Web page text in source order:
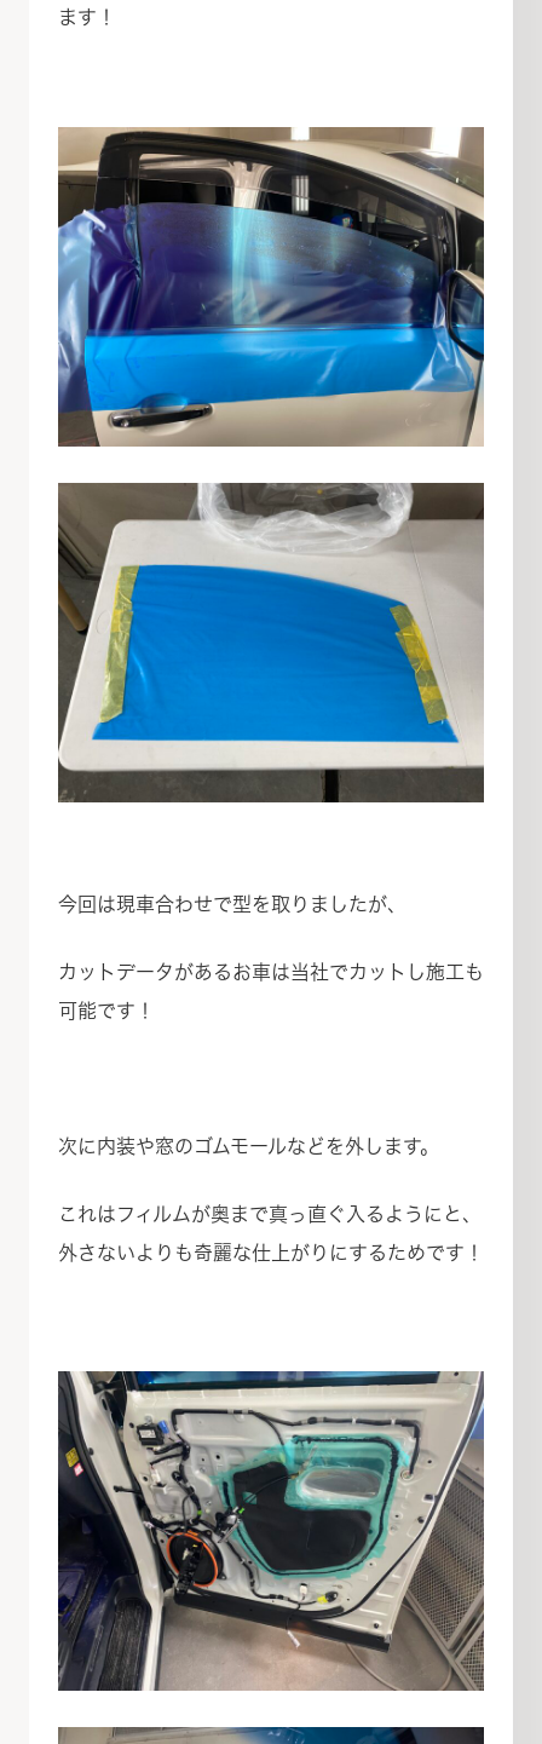
ます！
今回は現車合わせで型を取りましたが、
カットデータがあるお車は当社でカットし施工も
可能です！
次に内装や窓のゴムモールなどを外します。
これはフィルムが奥まで真っ直ぐ入るようにと、
外さないよりも奇麗な仕上がりにするためです！